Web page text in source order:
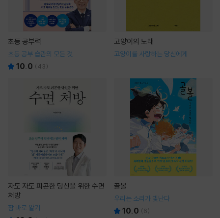
초등 공부력
초등 공부 습관의 모든 것
10.0 (43)
고양이의 노래
고양이를 사랑하는 당신에게
자도 자도 피곤한 당신을 위한 수면
처방
잠 바로 알기
골볼
우리는 소리가 빛난다
10.0 (6)